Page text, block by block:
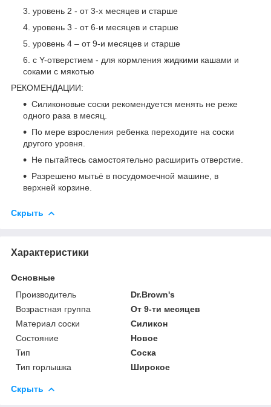
уровень 2 - от 3-х месяцев и старше
уровень 3 - от 6-и месяцев и старше
уровень 4 – от 9-и месяцев и старше
с Y-отверстием - для кормления жидкими кашами и
соками с мякотью
РЕКОМЕНДАЦИИ:
Силиконовые соски рекомендуется менять не реже
одного раза в месяц.
По мере взросления ребенка переходите на соски
другого уровня.
Не пытайтесь самостоятельно расширить отверстие.
Разрешено мытьё в посудомоечной машине, в
верхней корзине.
Скрыть
Характеристики
Основные
Производитель
Dr.Brown's
Возрастная группа
От 9-ти месяцев
Материал соски
Силикон
Состояние
Новое
Тип
Соска
Тип горлышка
Широкое
Скрыть